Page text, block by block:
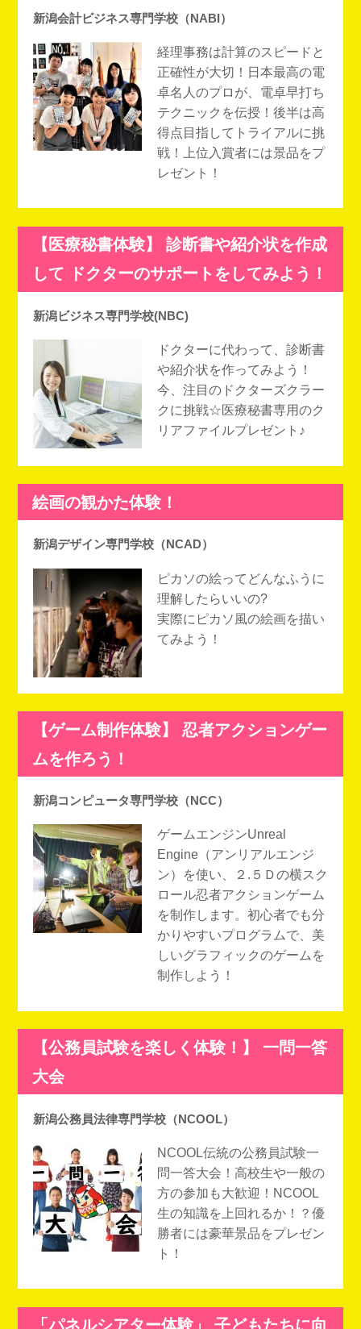
新潟会計ビジネス専門学校（NABI）
経理事務は計算のスピードと
正確性が大切！日本最高の電
卓名人のプロが、電卓早打ち
テクニックを伝授！後半は高
得点目指してトライアルに挑
戦！上位入賞者には景品をプ
レゼント！
【医療秘書体験】 診断書や紹介状を作成
して ドクターのサポートをしてみよう！
新潟ビジネス専門学校(NBC)
ドクターに代わって、診断書
や紹介状を作ってみよう！
今、注目のドクターズクラー
クに挑戦☆医療秘書専用のク
リアファイルプレゼント♪
絵画の観かた体験！
新潟デザイン専門学校（NCAD）
ピカソの絵ってどんなふうに
理解したらいいの?
実際にピカソ風の絵画を描い
てみよう！
【ゲーム制作体験】 忍者アクションゲー
ムを作ろう！
新潟コンピュータ専門学校（NCC）
ゲームエンジンUnreal
Engine（アンリアルエンジ
ン）を使い、２.５Ｄの横スク
ロール忍者アクションゲーム
を制作します。初心者でも分
かりやすいプログラムで、美
しいグラフィックのゲームを
制作しよう！
【公務員試験を楽しく体験！】 一問一答
大会
新潟公務員法律専門学校（NCOOL）
NCOOL伝統の公務員試験一
問一答大会！高校生や一般の
方の参加も大歓迎！NCOOL
生の知識を上回れるか！？優
勝者には豪華景品をプレゼン
ト！
「パネルシアター体験」 子どもたちに向